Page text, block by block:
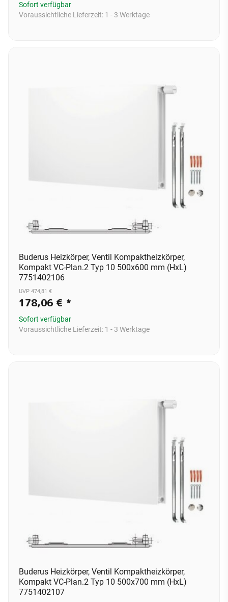
Sofort verfügbar
Voraussichtliche Lieferzeit: 1 - 3 Werktage
Buderus Heizkörper, Ventil Kompaktheizkörper,
Kompakt VC-Plan.2 Typ 10 500x600 mm (HxL)
7751402106
UVP 474,81 €
178,06 € *
Sofort verfügbar
Voraussichtliche Lieferzeit: 1 - 3 Werktage
Buderus Heizkörper, Ventil Kompaktheizkörper,
Kompakt VC-Plan.2 Typ 10 500x700 mm (HxL)
7751402107